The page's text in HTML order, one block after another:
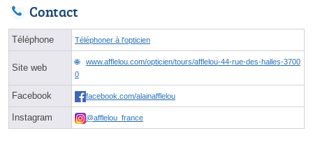
Contact
Téléphone Téléphoner à l'opticien
Site web
www.afflelou.com/opticien/tours/afflelou-44-rue-des-halles-3700
0
Facebook facebook.com/alainafflelou
Instagram @afflelou_france